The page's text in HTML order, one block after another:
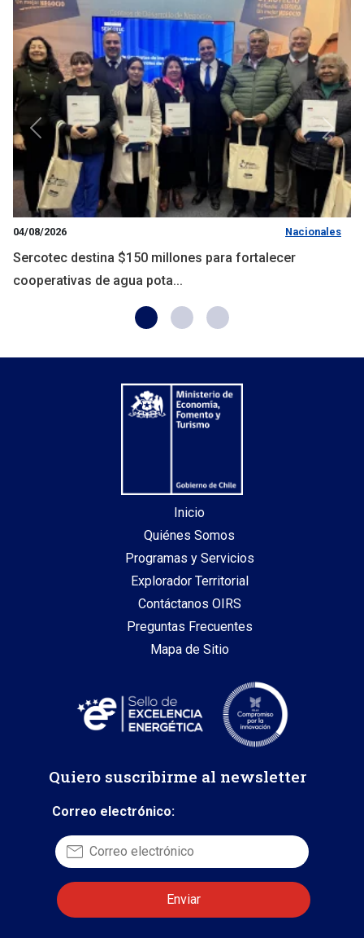
04/08/2026 Nacionales
Sercotec destina $150 millones para fortalecer
cooperativas de agua pota...
Anterior
Inicio
Quiénes Somos
Programas y Servicios
Explorador Territorial
Contáctanos OIRS
Preguntas Frecuentes
Mapa de Sitio
Quiero suscribirme al newsletter
Correo electrónico: